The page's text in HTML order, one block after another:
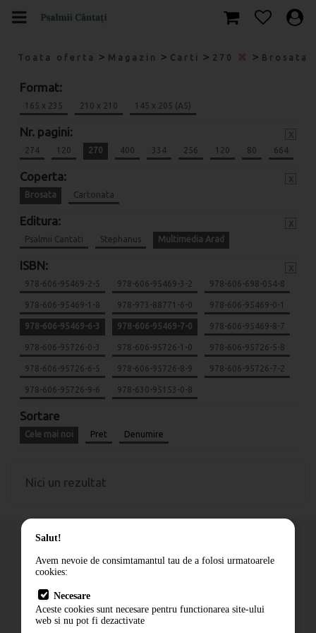
Toata oferta > Magazin > Carti > 270 > Brosata
Format:
165 x 235 210 x 210 145 x 205 (A5)
Nr. pagini:
274 120 270 400 334 256 120 80 664
Coperta:
Brosata Cartonata
Editura:
Psalmii Cantati Stephanus Multimedia Arad
ISBN:
978-606-95469-2-5 978-606-95469-3-2 978-606-698-054-8
978-606-95469-1-8 978-973-88771-6-0 978-606-95469-0-1
978-606-95469-6-3 978-606-95469-7-0 978-606-95469-8-7
978-606-95726-0-3 978-606-95726-1-0 978-606-95726-5-8
978-606-95726-6-5 978-606-95726-8-9 978-606-95726-7-2
978-606-95726-9-6 978-630-95153-0-8
Sortare
Cele mai noi Pret Denumire
Nici un rezultat
Cum comand
Livrare
Contact
Salut!
Avem nevoie de consimtamantul tau de a folosi urmatoarele
cookies:
Necesare
Aceste cookies sunt necesare pentru functionarea site-ului
web si nu pot fi dezactivate